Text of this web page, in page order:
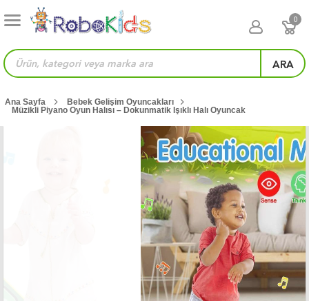
ARA
0
Ana Sayfa
Bebek Gelişim Oyuncakları
Müzikli Piyano Oyun Halısı – Dokunmatik Işıklı Halı Oyuncak